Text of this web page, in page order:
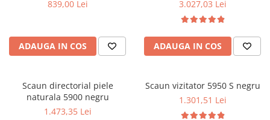
Masa si scaune gradinita
839,00 Lei
ADAUGA IN COS
Performanta la Birou
3.027,03 Lei
ADAUGA IN COS
Scaun directorial piele
naturala 5900 negru
1.473,35 Lei
Scaun vizitator 5950 S negru
1.301,51 Lei